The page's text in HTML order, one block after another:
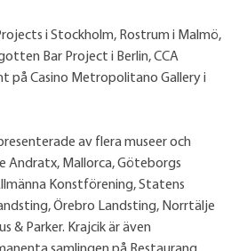
i Stockholm, Rostrum i Malmö,
Bar Project i Berlin, CCA
på Casino Metropolitano Gallery i
av flera museer och
Andratx, Mallorca, Göteborgs
Konstförening, Statens
Örebro Landsting, Norrtälje
& Parker. Krajcik är även